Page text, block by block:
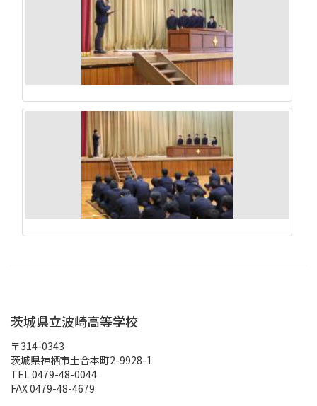
茨城県立波崎高等学校
〒314-0343
茨城県神栖市土合本町2-9928-1
TEL 0479-48-0044
FAX 0479-48-4679